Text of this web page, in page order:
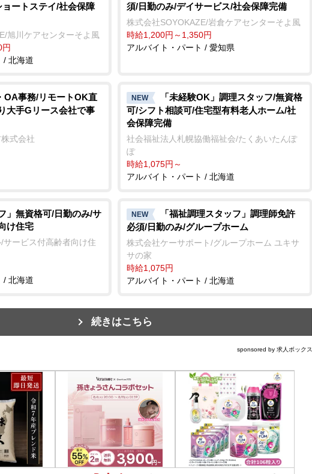
ートステイ/社会保障
旭川ケアセンターそよ風
/ 北海道
須/日勤のみ/デイサービス/社会保障完備
株式会社SOYOKAZE/岩倉ケアセンターそよ風
時給1,200円～1,350円
アルバイト・パート / 愛知県
OA事務/リモートOK直
大手Gリース会社で事
式会社
NEW
「未経験OK」調理スタッフ/無資格
可/シフト相談可/住宅型有料老人ホーム/社
会保障完備
社会福祉法人札幌協働福祉会/たくあいたんぽ
ぽ
時給1,075円～
アルバイト・パート / 北海道
」無資格可/日勤のみ/サ
け住宅
サービス付高齢者向け住
/ 北海道
NEW
「福祉調理スタッフ」調理師免許
必須/日勤のみ/グループホーム
株式会社ケーサポート/グループホーム ユキサ
サの家
時給1,075円
アルバイト・パート / 北海道
続きはこちら
sponsored by 求人ボックス